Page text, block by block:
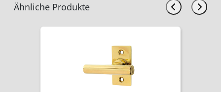
Ähnliche Produkte